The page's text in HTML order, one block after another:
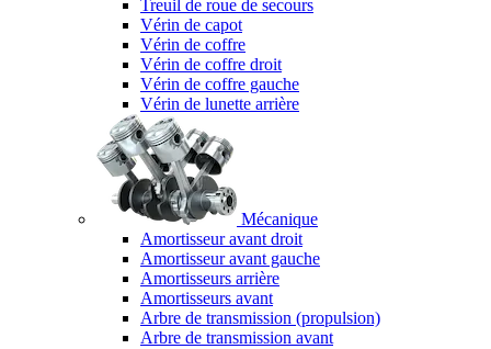
Treuil de roue de secours
Vérin de capot
Vérin de coffre
Vérin de coffre droit
Vérin de coffre gauche
Vérin de lunette arrière
Mécanique
Amortisseur avant droit
Amortisseur avant gauche
Amortisseurs arrière
Amortisseurs avant
Arbre de transmission (propulsion)
Arbre de transmission avant